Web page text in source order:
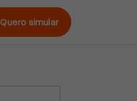
Quero simular